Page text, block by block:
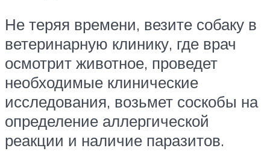
Не теряя времени, везите собаку в
ветеринарную клинику, где врач
осмотрит животное, проведет
необходимые клинические
исследования, возьмет соскобы на
определение аллергической
реакции и наличие паразитов.